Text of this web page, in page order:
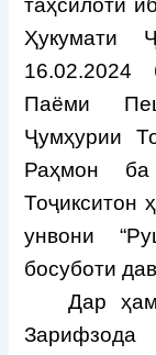
таҳсилоти
Ҳукумати
Паёми
Ҷумҳурии
Раҳмон
Тоҷикситон
унвони
босуботи
Дар